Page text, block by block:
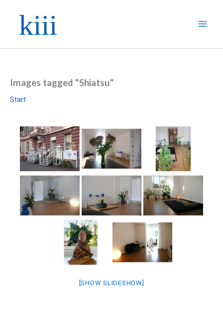
springen
Images tagged "Shiatsu"
Start
[SHOW SLIDESHOW]